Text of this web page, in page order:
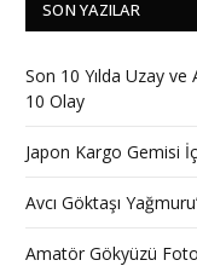
SON YAZILAR
Son 10 Yılda Uzay
10 Olay
Japon Kargo Gemisi
Avcı Göktaşı
Amatör Gökyüzü